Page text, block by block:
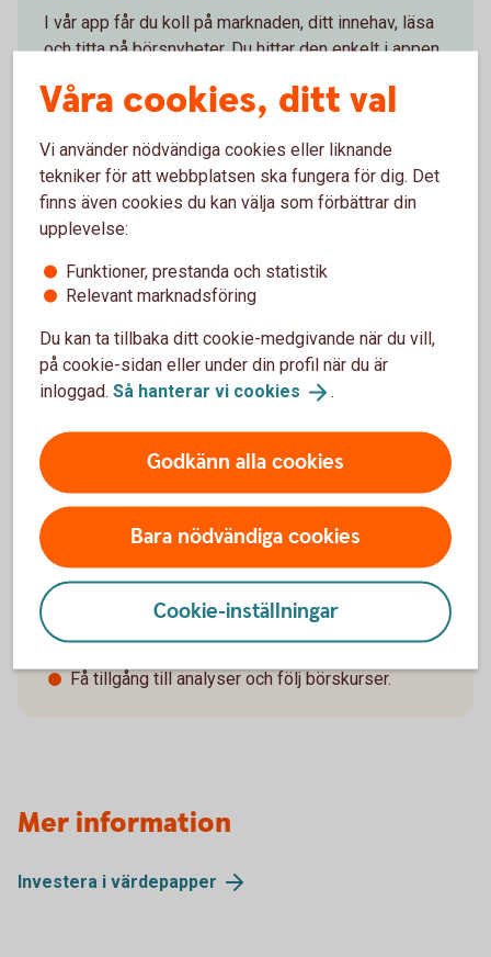
I vår app får du koll på marknaden, ditt innehav, läsa
och titta på börsnyheter. Du hittar den enkelt i appen
trycka på Spara och placera. Där kan du söka fram
Handla värdepapper iappen
I internetbanken och vår app
Få tillgång till analyser och följ börskurser.
Tips!
Mer information
Investera i värdepapper
Våra cookies, ditt val
Vi använder nödvändiga cookies eller liknande
tekniker för att webbplatsen ska fungera för dig. Det
finns även cookies du kan välja som förbättrar din
upplevelse:
Funktioner, prestanda och statistik
Relevant marknadsföring
Du kan ta tillbaka ditt cookie-medgivande när du vill,
på cookie-sidan eller under din profil när du är
inloggad. Så hanterar vi cookies .
Godkänn alla cookies
Bara nödvändiga cookies
Cookie-inställningar